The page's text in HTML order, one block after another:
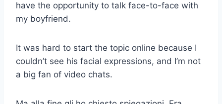
have the opportunity to talk face-to-face with
my boyfriend.
It was hard to start the topic online because I
couldn’t see his facial expressions, and I’m not
a big fan of video chats.